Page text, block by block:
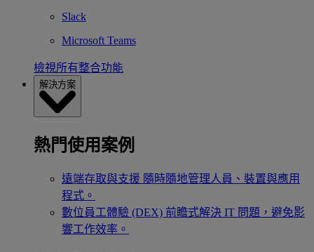
Slack
Microsoft Teams
檢視所有整合功能
解決方案
熱門使用案例
遠端存取與支援 隨時隨地管理人員、裝置與應用
程式。
數位員工體驗 (DEX) 前瞻式解決 IT 問題，避免影
響工作效率。